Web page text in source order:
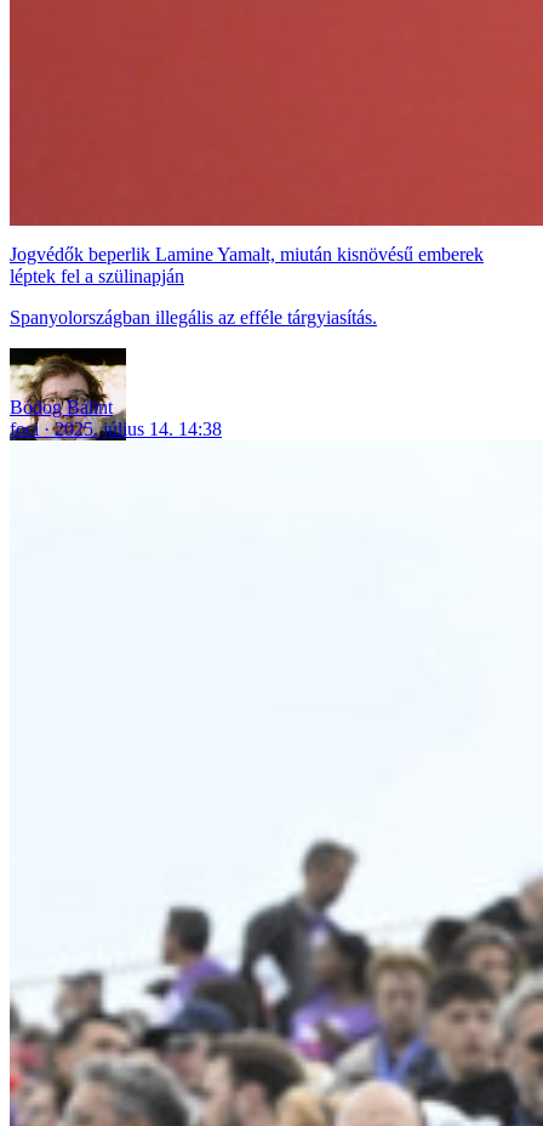
Jogvédők beperlik Lamine Yamalt, miután kisnövésű emberek
léptek fel a szülinapján
Spanyolországban illegális az efféle tárgyiasítás.
Bódog Bálint
foci
2025. július 14. 14:38